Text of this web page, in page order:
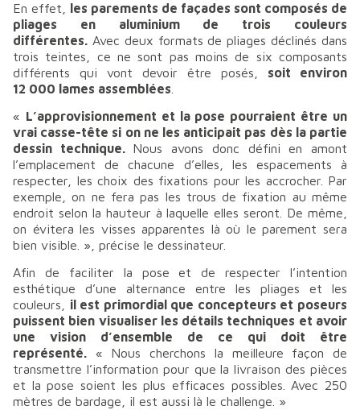
En effet,
les parements de façades sont composés de
pliages en aluminium de trois couleurs
différentes. Avec deux formats de pliages déclinés dans
trois teintes, ce ne sont pas moins de six composants
différents qui vont devoir être posés, soit environ
12 000 lames assemblées
« L’approvisionnement et la pose pourraient être un
vrai casse-tête si on ne les anticipait pas dès la partie
dessin technique. Nous avons donc défini en amont
l’emplacement de chacune d’elles, les espacements à
respecter, les choix des fixations pour les accrocher. Par
exemple, on ne fera pas les trous de fixation au même
endroit selon la hauteur à laquelle elles seront. De même,
on évitera les visses apparentes là où le parement sera
bien visible. », précise le dessinateur.
Afin de faciliter la pose et de respecter l’intention
esthétique d’une alternance entre les pliages et les
couleurs, il est primordial que concepteurs et poseurs
puissent bien visualiser les détails techniques et avoir
une vision d’ensemble de ce qui doit être
représenté. « Nous cherchons la meilleure façon de
transmettre l’information pour que la livraison des pièces
et la pose soient les plus efficaces possibles. Avec 250
mètres de bardage, il est aussi là le challenge. »